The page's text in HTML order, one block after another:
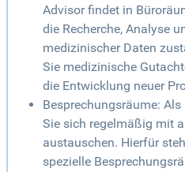
Advisor findet in
die Recherche, Analyse
medizinischer Daten
Sie medizinische
die Entwicklung neuer
Besprechungsräume:
Sie sich regelmäßig mit
austauschen. Hierfür
spezielle